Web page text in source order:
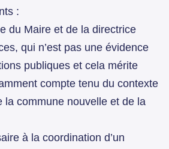
:
du Maire et de la directrice
qui n’est pas une évidence
publiques et cela mérite
compte tenu du contexte
la commune nouvelle et de la
à la coordination d’un